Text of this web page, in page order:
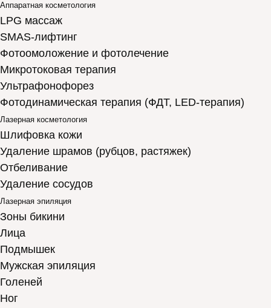
Аппаратная косметология
LPG массаж
SMAS-лифтинг
Фотоомоложение и фотолечение
Микротоковая терапия
Ультрафонофорез
Фотодинамическая терапия (ФДТ, LED-терапия)
Лазерная косметология
Шлифовка кожи
Удаление шрамов (рубцов, растяжек)
Отбеливание
Удаление сосудов
Лазерная эпиляция
Зоны бикини
Лица
Подмышек
Мужская эпиляция
Голеней
Ног